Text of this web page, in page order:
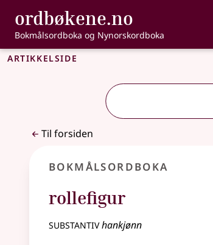
Gå til hovedinnhold
Tilgjengelighet
ordbøkene.no ,
Bokmålsordboka og Nynorskordboka
Artikkelside
Til forsiden
Bokmålsordboka
rollefigur
substantivhankjønn